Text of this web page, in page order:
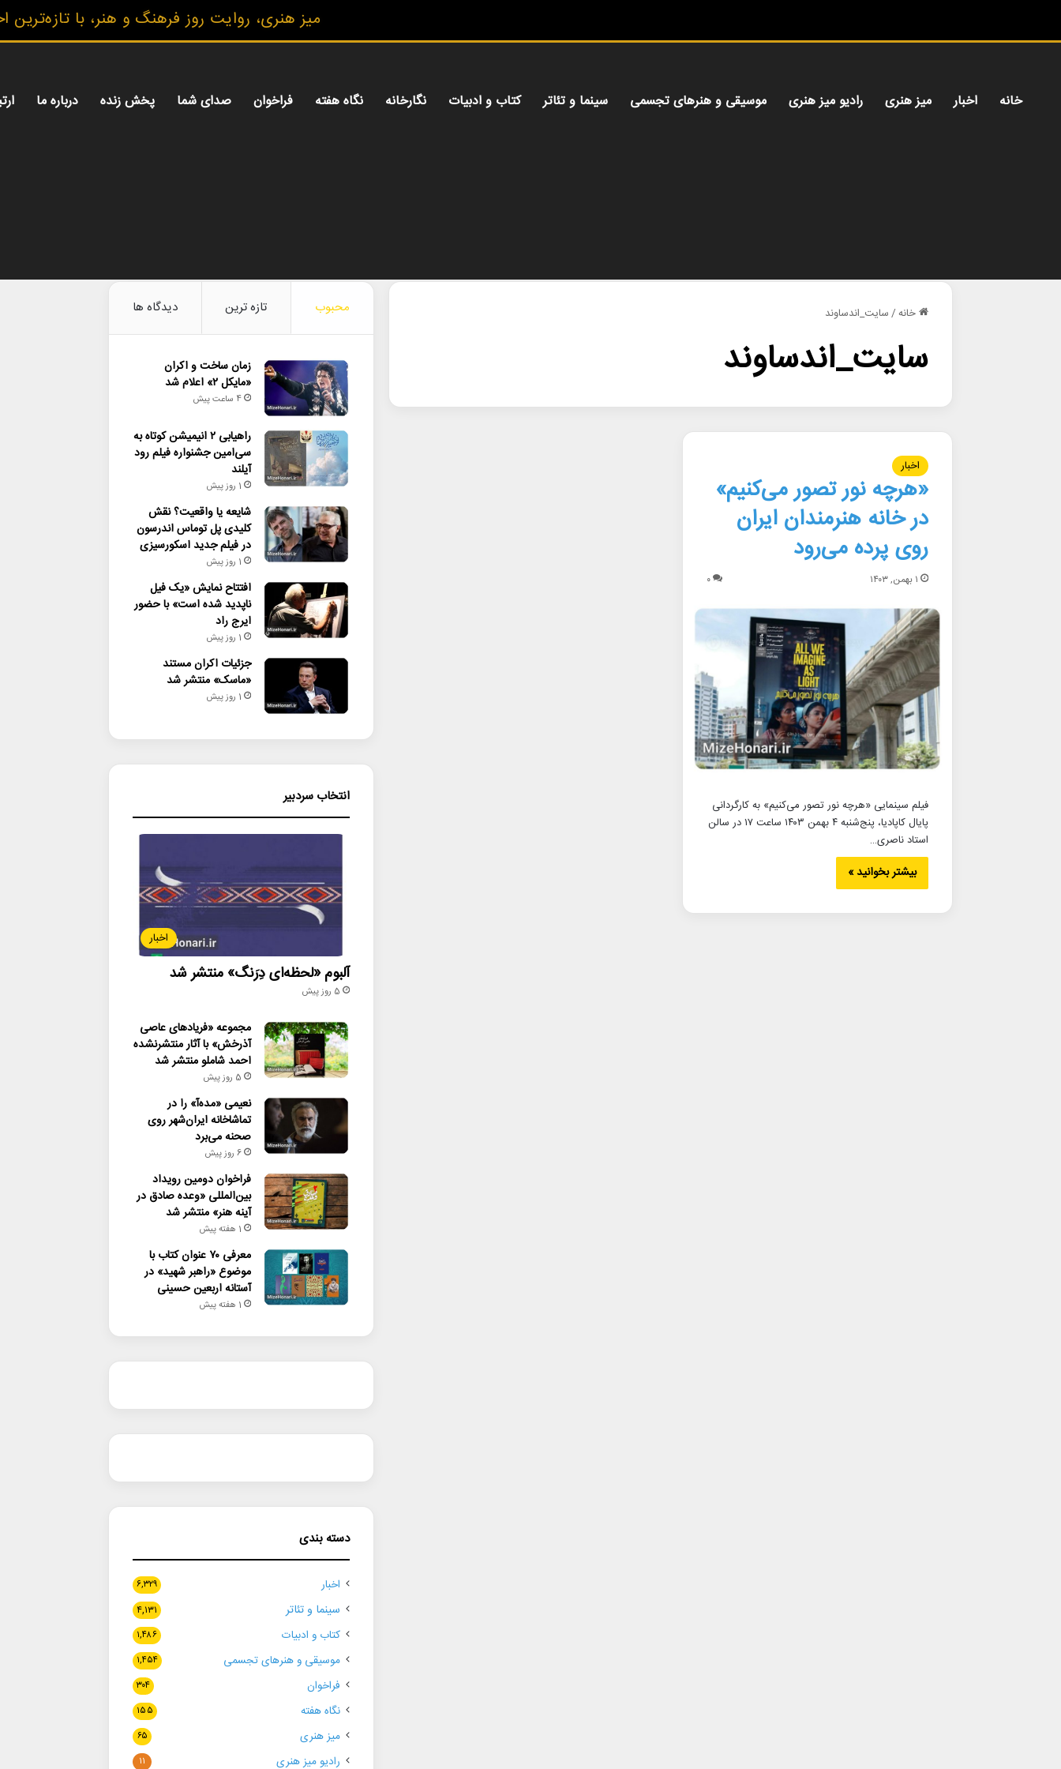
میز هنری، روایت روز فرهنگ و هنر، با تازه‌ترین
خانه اخبار میز هنری رادیو میز هنری موسیقی و هنرهای تجسمی سینما و تئاتر کتاب و ادبیات نگارخانه نگاه هفته فراخوان صدای شما پخش زنده درباره ما
خانه/سایت_اندساوند
سایت_اندساوند
اخبار
«هرچه نور‌ تصور می‌کنیم»
در خانه هنرمندان ایران
روی پرده می‌رود
۱ بهمن, ۱۴۰۳ ۰
فیلم سینمایی «هرچه نور تصور می‌کنیم» به کارگردانی
پایال کاپادیا، پنج‌شنبه ۴ بهمن ۱۴۰۳ ساعت ۱۷ در سالن
استاد ناصری…
بیشتر بخوانید »
محبوب تازه ترین دیدگاه ها
زمان ساخت و اکران
«مایکل ۲» اعلام شد
4 ساعت پیش
راهیابی ۲ انیمیشن کوتاه به
سی‌امین جشنواره فیلم رود
آیلند
1 روز پیش
شایعه یا واقعیت؟ نقش
کلیدی پل توماس اندرسون
در فیلم جدید اسکورسیزی
1 روز پیش
افتتاح نمایش «یک فیل
ناپدید شده است» با حضور
ایرج راد
1 روز پیش
جزئیات اکران مستند
«ماسک» منتشر شد
1 روز پیش
انتخاب سردبیر
اخبار
آلبوم «لحظه‌ای دِرَنگ» منتشر شد
5 روز پیش
مجموعه «فریادهای عاصی
آذرخش» با آثار منتشرنشده
احمد شاملو منتشر شد
5 روز پیش
نعیمی «مده‌آ» را در
تماشاخانه ایران‌شهر روی
صحنه می‌برد
6 روز پیش
فراخوان دومین رویداد
بین‌المللی «وعده صادق در
آینه هنر» منتشر شد
1 هفته پیش
معرفی ۷۰ عنوان کتاب با
موضوع «راهبر شهید» در
آستانه اربعین حسینی
1 هفته پیش
دسته بندی
اخبار ۶,۳۲۹
سینما و تئاتر ۴,۱۳۱
کتاب و ادبیات ۱,۴۸۶
موسیقی و هنرهای تجسمی ۱,۴۵۴
فراخوان ۳۰۴
نگاه هفته ۱۵۵
میز هنری ۶۵
رادیو میز هنری ۱۱